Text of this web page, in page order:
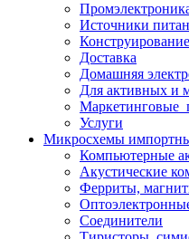
Источники
Доставка
Домашняя
Для активных и
Услуги
Микросхемы
Компьютерные
Акустические
Ферриты,
Соединители